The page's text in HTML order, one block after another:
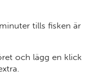
tills fisken är
och lägg en klick